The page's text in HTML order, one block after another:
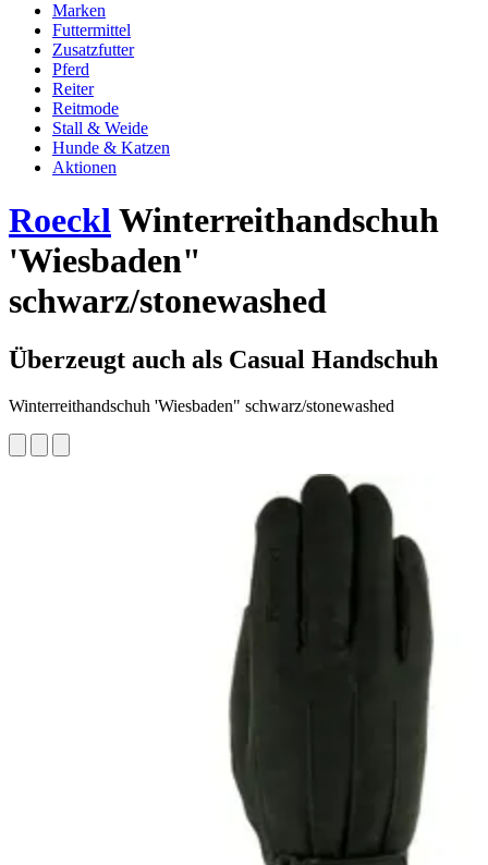
Marken
Futtermittel
Zusatzfutter
Pferd
Reiter
Reitmode
Stall & Weide
Hunde & Katzen
Aktionen
RoecklWinterreithandschuh
'Wiesbaden"
schwarz/stonewashed
Überzeugt auch als Casual Handschuh
Winterreithandschuh 'Wiesbaden" schwarz/stonewashed